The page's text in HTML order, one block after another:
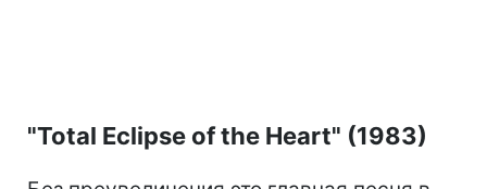
"Total Eclipse of the Heart" (1983)